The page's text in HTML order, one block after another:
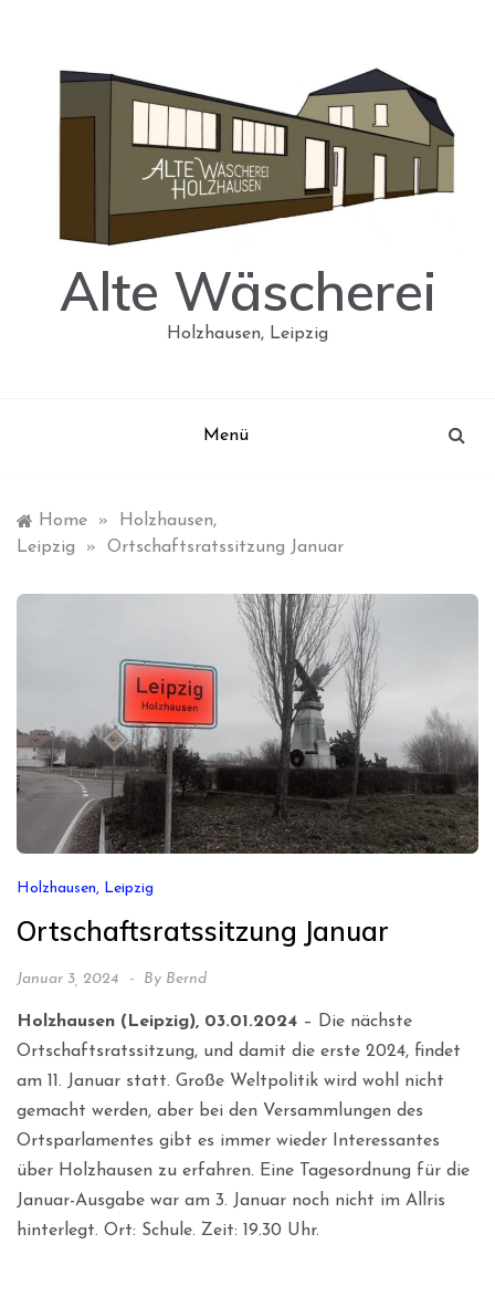
Alte Wäscherei
Holzhausen, Leipzig
Menü
Home »
Holzhausen,
Leipzig
» Ortschaftsratssitzung Januar
Holzhausen, Leipzig
Ortschaftsratssitzung Januar
Januar 3, 2024 By Bernd
Holzhausen (Leipzig), 03.01.2024 – Die nächste
Ortschaftsratssitzung, und damit die erste 2024, findet
am 11. Januar statt. Große Weltpolitik wird wohl nicht
gemacht werden, aber bei den Versammlungen des
Ortsparlamentes gibt es immer wieder Interessantes
über Holzhausen zu erfahren. Eine Tagesordnung für die
Januar-Ausgabe war am 3. Januar noch nicht im Allris
hinterlegt. Ort: Schule. Zeit: 19.30 Uhr.